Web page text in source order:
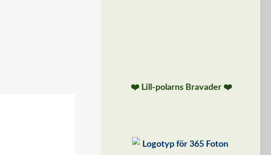
❤️ Lill-polarns Bravader ❤️